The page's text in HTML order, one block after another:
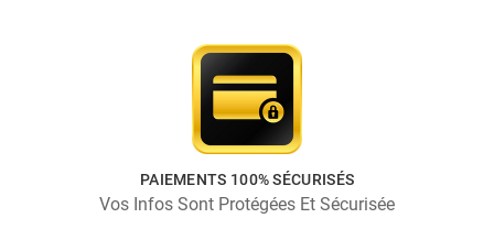
PAIEMENTS 100% SÉCURISÉS
Vos Infos Sont Protégées Et Sécurisée